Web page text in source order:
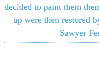
decided to paint them
up were then restored
Sawyer